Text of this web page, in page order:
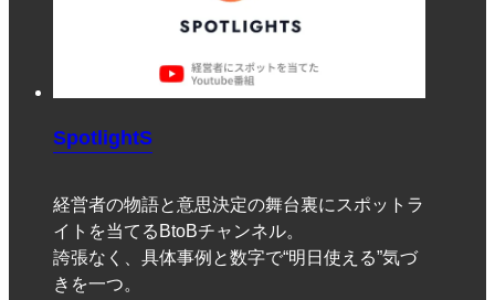
SpotlightS
経営者の物語と意思決定の舞台裏にスポットラ
イトを当てるBtoBチャンネル。
誇張なく、具体事例と数字で“明日使える”気づ
きを一つ。